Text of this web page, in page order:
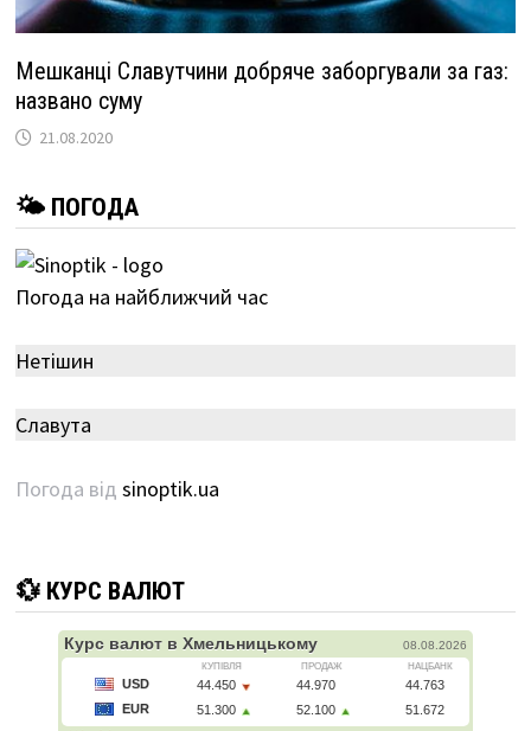
Мешканці Славутчини добряче заборгували за газ:
названо суму
21.08.2020
🌤 ПОГОДА
Погода на найближчий час
Нетішин
Славута
Погода від sinoptik.ua
💱 КУРС ВАЛЮТ